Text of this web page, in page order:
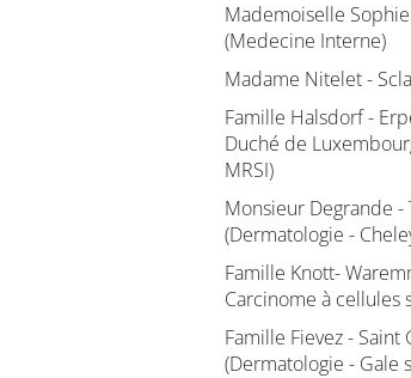
Mademoiselle Sophie
(Medecine Interne)
Madame Nitelet -
Famille Halsdorf -
Duché de
MRSI)
Monsieur Degrande -
(Dermatologie -
Famille Knott-
Carcinome à cellules
Famille Fievez - Saint
(Dermatologie - Gale